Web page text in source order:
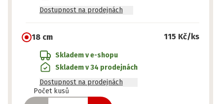
Dostupnost na prodejnách
18 cm 115 Kč/ks
Skladem v e-shopu
Skladem v 34 prodejnách
Dostupnost na prodejnách
Počet kusů
Připraveno